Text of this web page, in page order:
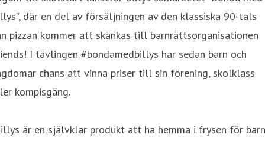
där en del av försäljningen av den klassiska 90-tals
pizzan kommer att skänkas till barnrättsorganisationen
I tävlingen #bondamedbillys har sedan barn och
chans att vinna priser till sin förening, skolklass
kompisgäng.
är en självklar produkt att ha hemma i frysen för